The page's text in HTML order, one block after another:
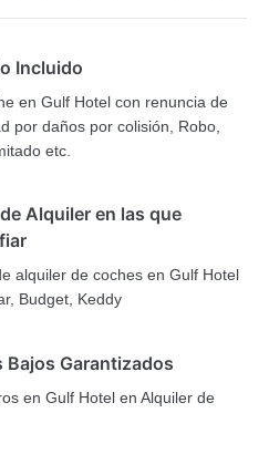
Incluido
en Gulf Hotel con renuncia de
por daños por colisión, Robo,
etc.
Alquiler en las que
alquiler de coches en Gulf Hotel
Budget, Keddy
Bajos Garantizados
en Gulf Hotel en Alquiler de